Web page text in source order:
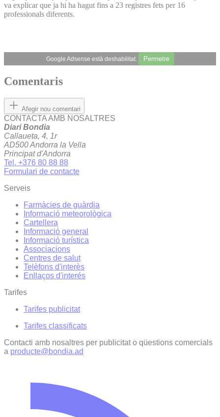
va explicar que ja hi ha hagut fins a 23 registres fets per 16
professionals diferents.
Google Adsense està deshabilitat. Permetre
Comentaris
Afegir nou comentari
CONTACTA AMB NOSALTRES
Diari Bondia
Callaueta, 4, 1r
AD500 Andorra la Vella
Principat d'Andorra
Tel. +376 80 88 88
Formulari de contacte
Serveis
Farmàcies de guàrdia
Informació meteorològica
Cartellera
Informació general
Informació turística
Associacions
Centres de salut
Telèfons d'interès
Enllaços d'interés
Tarifes
Tarifes publicitat
Tarifes classificats
Contacti amb nosaltres per publicitat o qüestions comercials
a producte@bondia.ad